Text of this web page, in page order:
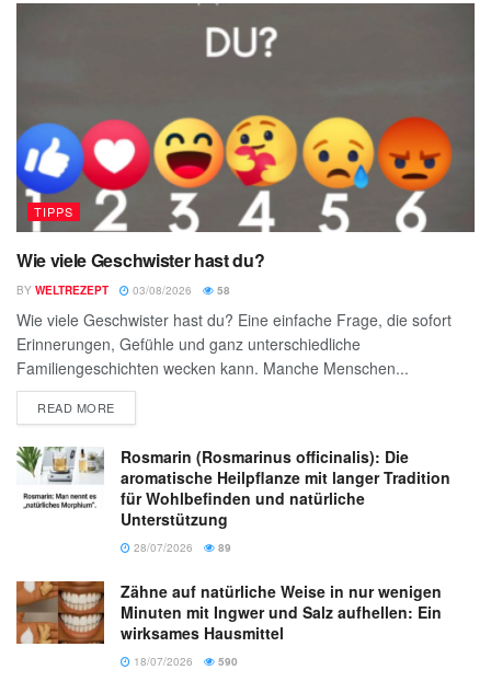
TIPPS
Wie viele Geschwister hast du?
BY WELTREZEPT 03/08/2026 58
Wie viele Geschwister hast du? Eine einfache Frage, die sofort
Erinnerungen, Gefühle und ganz unterschiedliche
Familiengeschichten wecken kann. Manche Menschen...
READ MORE
Rosmarin (Rosmarinus officinalis): Die
aromatische Heilpflanze mit langer Tradition
für Wohlbefinden und natürliche
Unterstützung
28/07/2026 89
Zähne auf natürliche Weise in nur wenigen
Minuten mit Ingwer und Salz aufhellen: Ein
wirksames Hausmittel
18/07/2026 590